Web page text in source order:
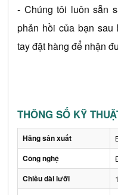
- Chúng tôi luôn sẵn
phản hồi của bạn sau
tay đặt hàng để nhận
THÔNG SỐ KỸ
Hãng sản xuất
Công nghệ
Chiều dài lưỡi